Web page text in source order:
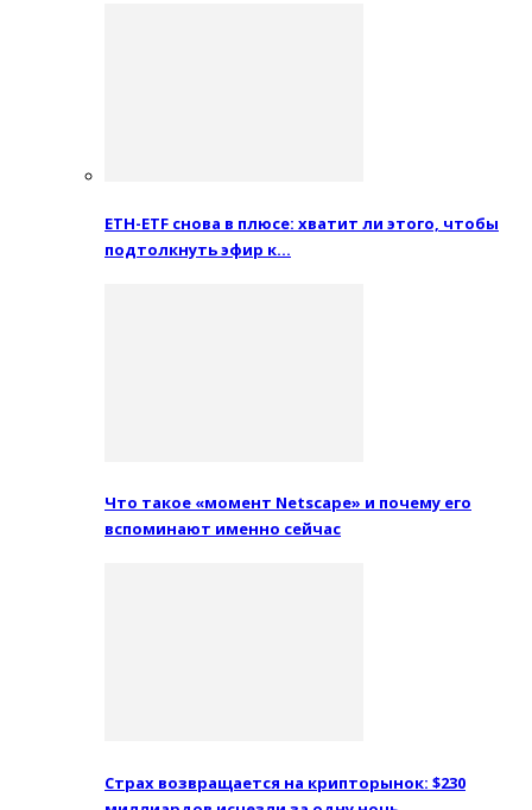
ETH-ETF снова в плюсе: хватит ли этого, чтобы
подтолкнуть эфир к…
Что такое «момент Netscape» и почему его
вспоминают именно сейчас
Страх возвращается на крипторынок: $230